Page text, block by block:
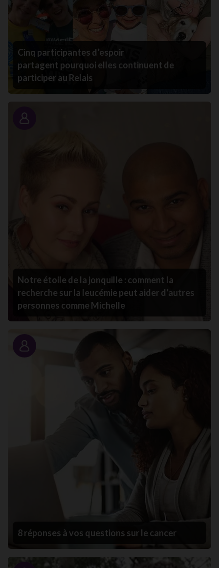
Cinq participantes d’espoir
partagent pourquoi elles continuent de
participer au Relais
Portrait
Notre étoile de la jonquille : comment la
recherche sur la leucémie peut aider d’autres
personnes comme Michelle
Portrait
8 réponses à vos questions sur le cancer